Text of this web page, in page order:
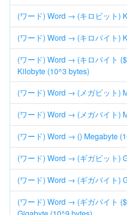
(ワード) Word → (キロビット)
(ワード) Word → (キロバイト)
(ワード) Word → (キロバイト
Kilobyte (10^3 bytes)
(ワード) Word → (メガビット)
(ワード) Word → (メガバイト)
(ワード) Word → () Megabyte
(ワード) Word → (ギガビット)
(ワード) Word → (ギガバイト)
(ワード) Word → (ギガバイト